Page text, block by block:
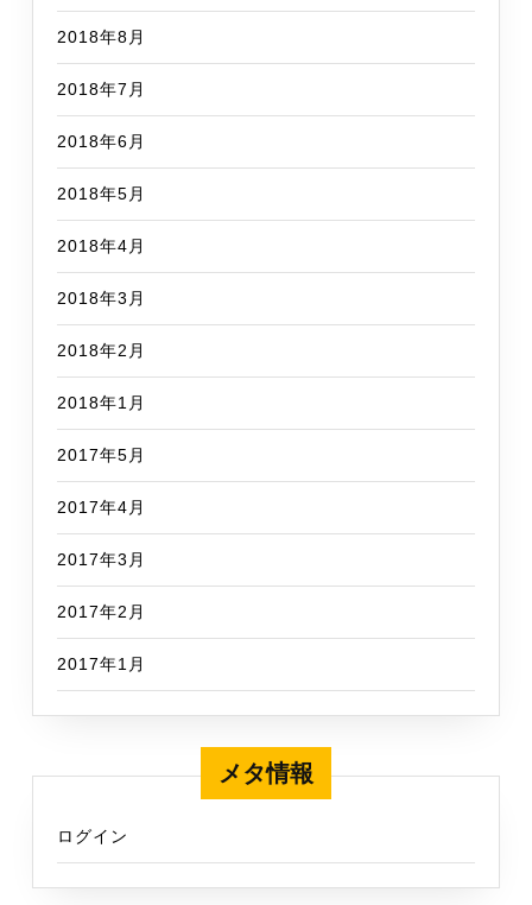
2018年8月
2018年7月
2018年6月
2018年5月
2018年4月
2018年3月
2018年2月
2018年1月
2017年5月
2017年4月
2017年3月
2017年2月
2017年1月
メタ情報
ログイン